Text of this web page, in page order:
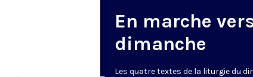
En marche
dimanche
Les quatre textes de la liturgie du